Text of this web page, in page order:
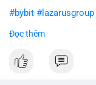
#bybit #lazarusgroup
$btc $eth
#vlikevn #titanbot
Đọc thêm